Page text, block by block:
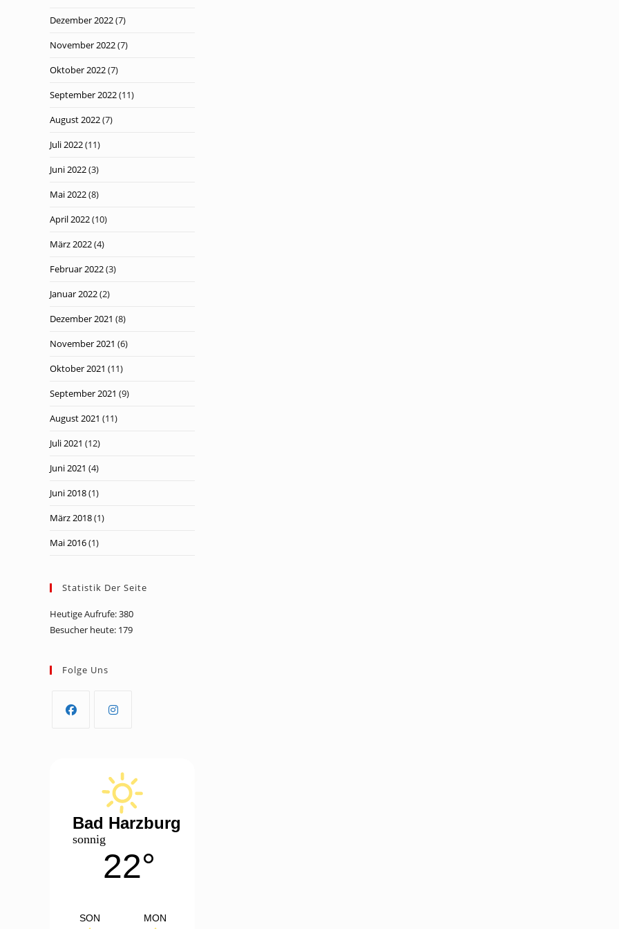
Dezember 2022(7)
November 2022(7)
Oktober 2022(7)
September 2022(11)
August 2022(7)
Juli 2022(11)
Juni 2022(3)
Mai 2022(8)
April 2022(10)
März 2022(4)
Februar 2022(3)
Januar 2022(2)
Dezember 2021 (8)
November 2021 (6)
Oktober 2021 (11)
September 2021 (9)
August 2021 (11)
Juli 2021 (12)
Juni 2021 (4)
Juni 2018(1)
März 2018(1)
Mai 2016(1)
Statistik Der Seite
Heutige Aufrufe:380
Besucher heute: 179
Folge Uns
new
tab
Bad Harzburg
sonnig
22°
SON MON